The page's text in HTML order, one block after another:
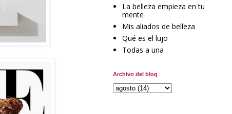
La belleza empieza en tu
mente
Mis aliados de belleza
Qué es el lujo
Todas a una
Archivo del blog